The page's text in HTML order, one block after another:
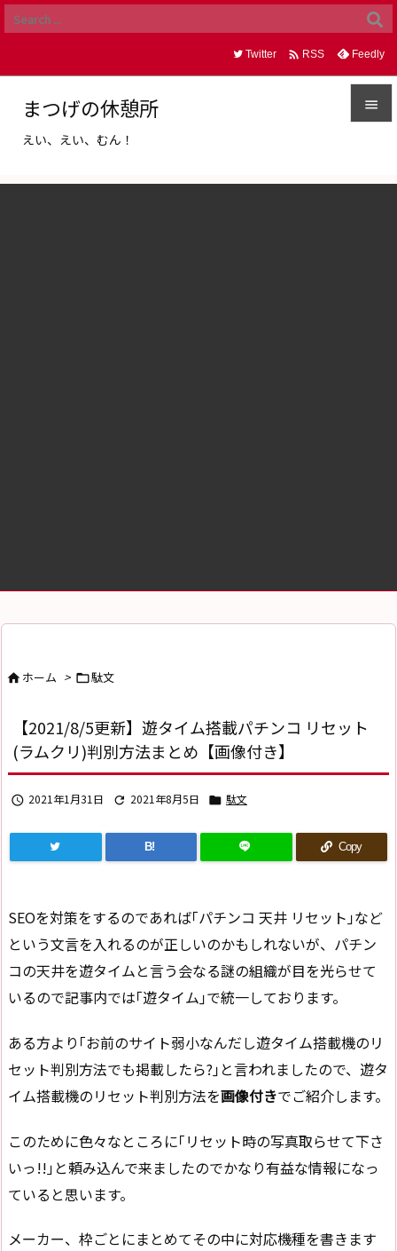
まつげの休憩所
えい、えい、むん！


Twitter  RSS Feedly
ホーム > 駄文
【2021/8/5更新】遊タイム搭載パチンコ リセット
(ラムクリ)判別方法まとめ【画像付き】
 2021年1月31日  2021年8月5日  駄文
B! Copy
SEOを対策をするのであれば｢パチンコ 天井 リセット｣など
という文言を入れるのが正しいのかもしれないが、パチン
コの天井を遊タイムと言う会なる謎の組織が目を光らせて
いるので記事内では｢遊タイム｣で統一しております。
ある方より｢お前のサイト弱小なんだし遊タイム搭載機のリ
セット判別方法でも掲載したら?｣と言われましたので、遊タ
イム搭載機のリセット判別方法を画像付きでご紹介します。
このために色々なところに｢リセット時の写真取らせて下さ
いっ!!｣と頼み込んで来ましたのでかなり有益な情報になっ
ていると思います。
メーカー、枠ごとにまとめてその中に対応機種を書きます